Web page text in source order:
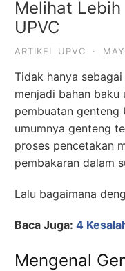
Melihat
UPVC
ARTIKEL UPVC ·
Tidak hanya
menjadi bahan baku
pembuatan genteng
umumnya genteng
proses pencetakan
pembakaran dalam
Lalu bagaimana
Baca Juga: 4
Mengenal